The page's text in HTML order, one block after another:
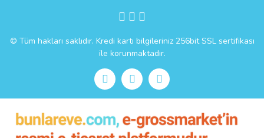
© Tüm hakları saklıdır. Kredi kartı bilgileriniz 256bit SSL sertifikası
ile korunmaktadır.